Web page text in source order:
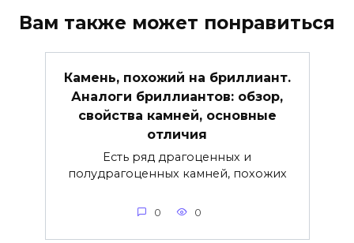
Вам также может понравиться
Камень, похожий на бриллиант.
Аналоги бриллиантов: обзор,
свойства камней, основные
отличия
Есть ряд драгоценных и
полудрагоценных камней, похожих
0 0